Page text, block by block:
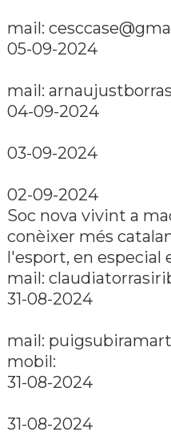
mail:
05-09-2024
mail:
04-09-2024
03-09-2024
02-09-2024
Soc nova vivint a
conèixer més
l'esport, en especial
mail:
31-08-2024
mail:
mobil:
31-08-2024
31-08-2024